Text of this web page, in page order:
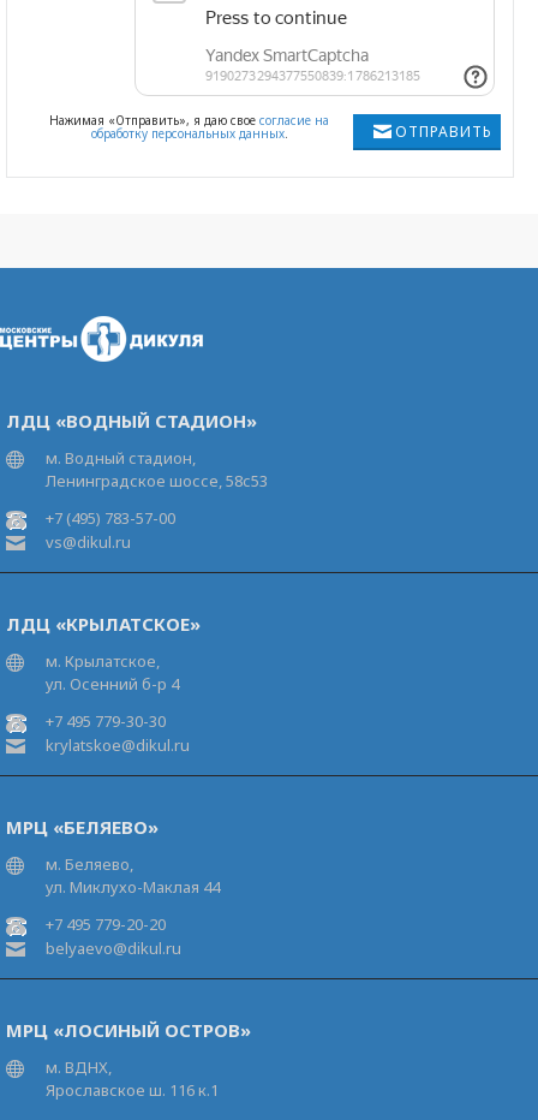
ОТПРАВИТЬ
Нажимая «Отправить», я даю свое согласие на
обработку персональных данных.
ЛДЦ «ВОДНЫЙ СТАДИОН»
м. Водный стадион,
Ленинградское шоссе, 58с53
+7 (495) 783-57-00
vs@dikul.ru
ЛДЦ «КРЫЛАТСКОЕ»
м. Крылатское,
ул. Осенний б-р 4
+7 495 779-30-30
krylatskoe@dikul.ru
МРЦ «БЕЛЯЕВО»
м. Беляево,
ул. Миклухо-Маклая 44
+7 495 779-20-20
belyaevo@dikul.ru
МРЦ «ЛОСИНЫЙ ОСТРОВ»
м. ВДНХ,
Ярославское ш. 116 к.1